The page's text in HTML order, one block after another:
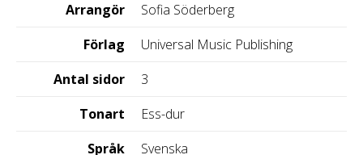
Arrangör
Sofia Söderberg
Förlag
Universal Music Publishing
Antal sidor
3
Tonart
Ess-dur
Språk
Svenska